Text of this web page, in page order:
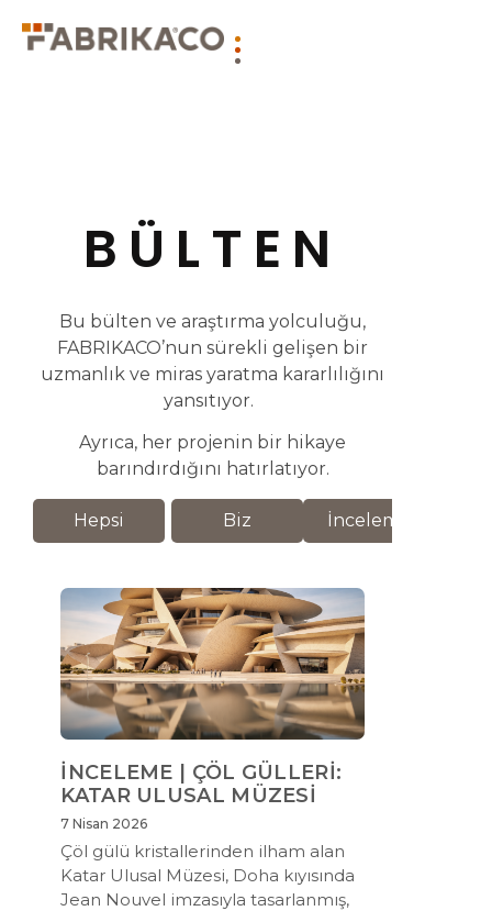
BÜLTEN
Bu bülten ve araştırma yolculuğu,
FABRIKACO’nun sürekli gelişen bir
uzmanlık ve miras yaratma kararlılığını
yansıtıyor.
Ayrıca, her projenin bir hikaye
barındırdığını hatırlatıyor.
Hepsi Biz İnceleme
İNCELEME | ÇÖL GÜLLERİ:
KATAR ULUSAL MÜZESİ
7 Nisan 2026
Çöl gülü kristallerinden ilham alan
Katar Ulusal Müzesi, Doha kıyısında
Jean Nouvel imzasıyla tasarlanmış,